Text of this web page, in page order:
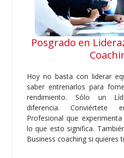
Posgrado en
Hoy no basta con liderar
saber entrenarlos para
rendimiento. Sólo un
diferencia. Conviértete
Profesional que
lo que esto significa.
Business coaching si quieres